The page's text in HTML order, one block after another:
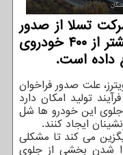
تسلا از صدور
فراخوان بررسی و رفع عیب بیشتر از ۴۰۰ خودروی
علت صدور فراخوان
تولید امکان دارد
این خودرو ها شل
ایجاد کنند.
می کند تا مشکلی
شدن بخشی از جلوی